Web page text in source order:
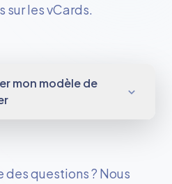
sur les vCards.
mon modèle de
des questions ? Nous